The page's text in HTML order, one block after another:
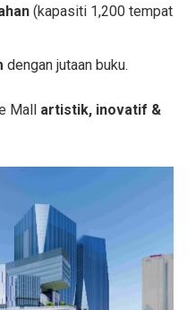
(kapasiti 1,200 tempat
dengan jutaan buku.
Mall artistik, inovatif &